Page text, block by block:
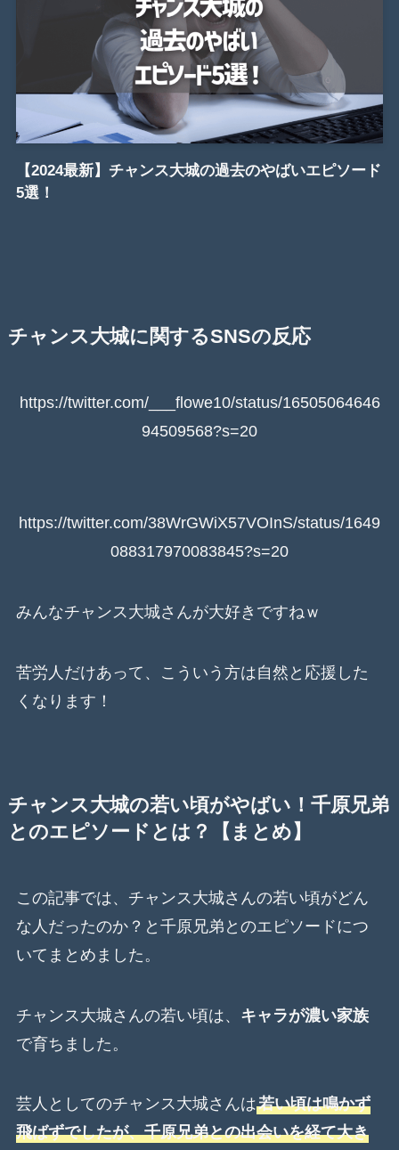
【2024最新】チャンス大城の過去のやばいエピソード
5選！
チャンス大城に関するSNSの反応
https://twitter.com/___flowe10/status/16505064646
94509568?s=20
https://twitter.com/38WrGWiX57VOInS/status/1649
088317970083845?s=20
みんなチャンス大城さんが大好きですねｗ
苦労人だけあって、こういう方は自然と応援した
くなります！
チャンス大城の若い頃がやばい！千原兄弟
とのエピソードとは？【まとめ】
この記事では、チャンス大城さんの若い頃がどん
な人だったのか？と千原兄弟とのエピソードにつ
いてまとめました。
チャンス大城さんの若い頃は、 キャラが濃い家族
で育ちました。
芸人としてのチャンス大城さんは若い頃は鳴かず
飛ばずでしたが、千原兄弟との出会いを経て大き